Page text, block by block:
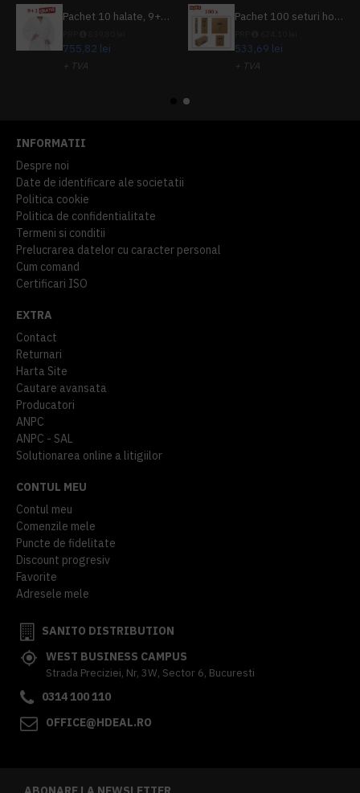
Pachet 10 halate, 9+1 gratuit
755,82 lei
+ TVA
Pachet 100 seturi hoteliere, set dentar, set barbierit, casca de dus, pila unghii, set cusut
533,69 lei
+ TVA
INFORMATII
Despre noi
Date de identificare ale societatii
Politica cookie
Politica de confidentialitate
Termeni si conditii
Prelucrarea datelor cu caracter personal
Cum comand
Certificari ISO
EXTRA
Contact
Returnari
Harta Site
Cautare avansata
Producatori
ANPC
ANPC - SAL
Solutionarea online a litigiilor
CONTUL MEU
Contul meu
Comenzile mele
Puncte de fidelitate
Discount progresiv
Favorite
Adresele mele
SANITO DISTRIBUTION
WEST BUSINESS CAMPUS
Strada Preciziei, Nr, 3W, Sector 6, Bucuresti
0314 100 110
OFFICE@HDEAL.RO